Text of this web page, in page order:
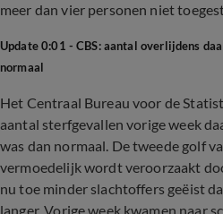
meer dan vier personen niet
Update 0:01 - CBS: aantal overlijdens
normaal
Het Centraal Bureau voor de
aantal sterfgevallen vorige week
was dan normaal. De tweede golf
vermoedelijk wordt veroorzaakt
nu toe minder slachtoffers geëist
langer. Vorige week kwamen naar